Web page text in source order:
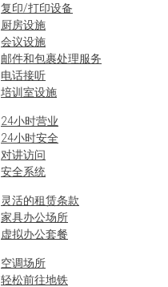
复印/打印设备
厨房设施
会议设施
邮件和包裹处理服务
电话接听
培训室设施
24小时营业
24小时安全
对讲访问
安全系统
灵活的租赁条款
家具办公场所
虚拟办公套餐
空调场所
轻松前往地铁